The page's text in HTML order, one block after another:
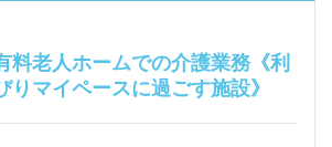
料老人ホームでの介護業務《利
りマイペースに過ごす施設》